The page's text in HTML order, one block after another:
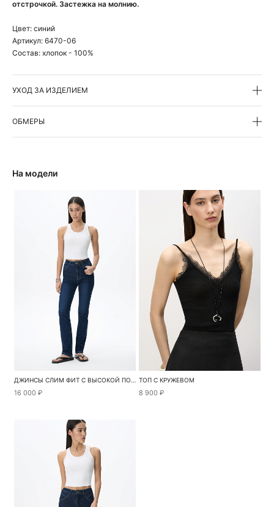
отстрочкой. Застежка на молнию.
Цвет: синий
Артикул: 6470-06
Состав: хлопок - 100%
УХОД ЗА ИЗДЕЛИЕМ
ОБМЕРЫ
На модели
ДЖИНСЫ СЛИМ ФИТ С ВЫСОКОЙ ПОСАДКОЙ
16 000 ₽
ТОП С КРУЖЕВОМ
8 900 ₽